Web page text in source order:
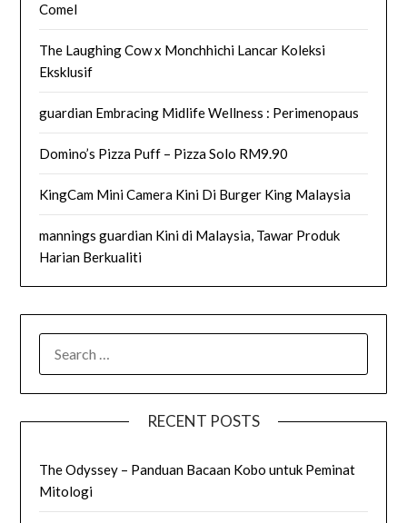
Comel
The Laughing Cow x Monchhichi Lancar Koleksi
Eksklusif
guardian Embracing Midlife Wellness : Perimenopaus
Domino’s Pizza Puff – Pizza Solo RM9.90
KingCam Mini Camera Kini Di Burger King Malaysia
mannings guardian Kini di Malaysia, Tawar Produk
Harian Berkualiti
FOR:
RECENT POSTS
The Odyssey – Panduan Bacaan Kobo untuk Peminat
Mitologi